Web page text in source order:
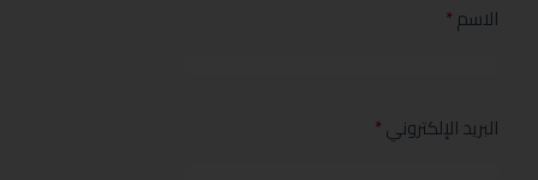
الاسم*
البريد الإلكتروني*